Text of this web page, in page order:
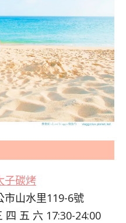
子碳烤
市山水里119-6號
四 五 六 17:30-24:00